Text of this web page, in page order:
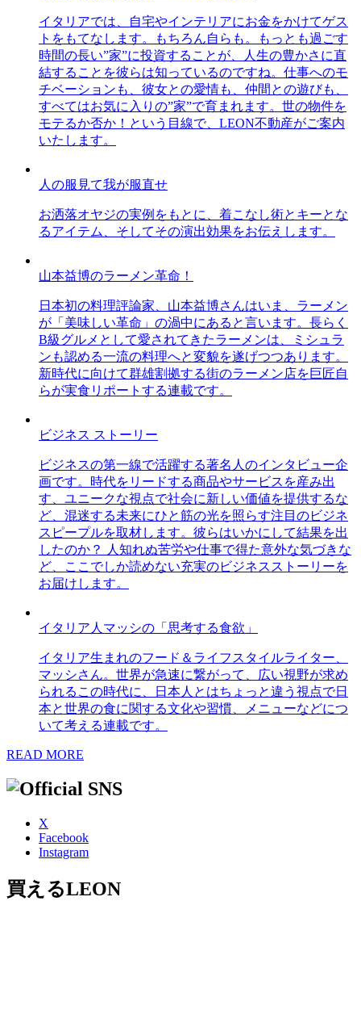
イタリアでは、自宅やインテリアにお金をかけてゲス
トをもてなします。もちろん自らも。もっとも過ごす
時間の長い”家”に投資することが、人生の豊かさに直
結することを彼らは知っているのですね。仕事へのモ
チベーションも、彼女との愛情も、仲間との遊びも、
すべてはお気に入りの”家”で育まれます。世の物件を
モテるか否か！という目線で、LEON不動産がご案内
いたします。
人の服見て我が服直せ
お洒落オヤジの実例をもとに、着こなし術とキーとな
るアイテム、そしてその演出効果をお伝えします。
山本益博のラーメン革命！
日本初の料理評論家、山本益博さんはいま、ラーメン
が「美味しい革命」の渦中にあると言います。長らく
B級グルメとして愛されてきたラーメンは、ミシュラ
ンも認める一流の料理へと変貌を遂げつつあります。
新時代に向けて群雄割拠する街のラーメン店を巨匠自
らが実食リポートする連載です。
ビジネス ストーリー
ビジネスの第一線で活躍する著名人のインタビュー企
画です。時代をリードする商品やサービスを産み出
す、ユニークな視点で社会に新しい価値を提供するな
ど、混迷する未来にひと筋の光を照らす注目のビジネ
スピープルを取材します。彼らはいかにして結果を出
したのか？ 人知れぬ苦労や仕事で得た意外な気づきな
ど、ここでしか読めない充実のビジネスストーリーを
お届けします。
イタリア人マッシの「思考する食欲」
イタリア生まれのフード＆ライフスタイルライター、
マッシさん。世界が急速に繋がって、広い視野が求め
られるこの時代に、日本人とはちょっと違う視点で日
本と世界の食に関する文化や習慣、メニューなどにつ
いて考える連載です。
READ MORE
X
Facebook
Instagram
買えるLEON